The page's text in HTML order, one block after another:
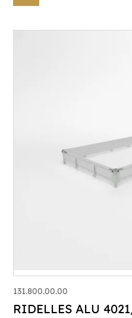
131.800.00.00
RIDELLES ALU